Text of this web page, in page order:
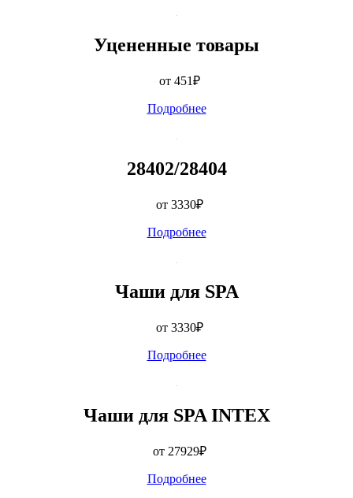
Уцененные товары
от 451₽
Подробнее
28402/28404
от 3330₽
Подробнее
Чаши для SPA
от 3330₽
Подробнее
Чаши для SPA INTEX
от 27929₽
Подробнее